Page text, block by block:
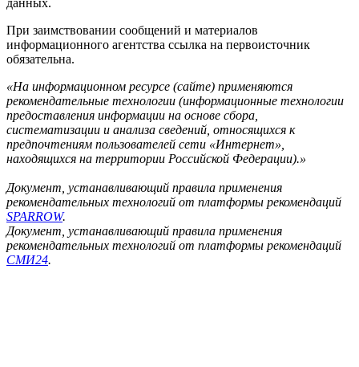
При заимствовании сообщений и материалов
информационного агентства ссылка на первоисточник
обязательна.
«На информационном ресурсе (сайте) применяются
рекомендательные технологии (информационные технологии
предоставления информации на основе сбора,
систематизации и анализа сведений, относящихся к
предпочтениям пользователей сети «Интернет»,
находящихся на территории Российской Федерации).»
Документ, устанавливающий правила применения
рекомендательных технологий от платформы рекомендаций
SPARROW.
Документ, устанавливающий правила применения
рекомендательных технологий от платформы рекомендаций
СМИ24.